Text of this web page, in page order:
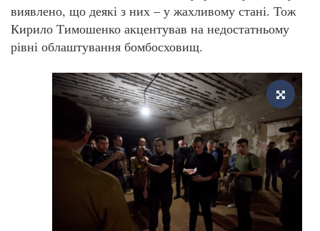
виявлено, що деякі з них – у жахливому стані. Тож
Кирило Тимошенко акцентував на недостатньому
рівні облаштування бомбосховищ.